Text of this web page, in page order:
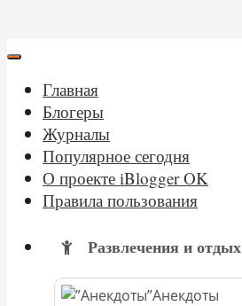
Главная
Блогеры
Журналы
Популярное сегодня
О проекте iBlogger OK
Правила пользования
Развлечения и отдых
Анекдоты